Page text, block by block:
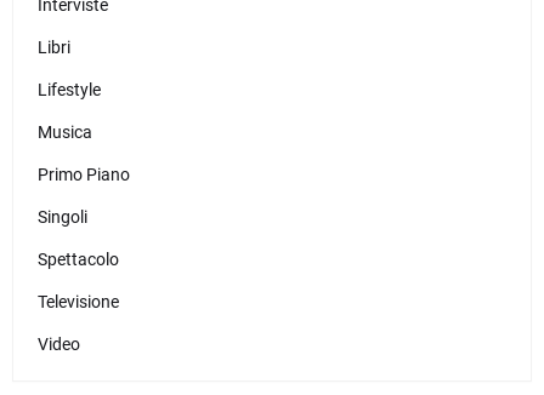
Interviste
Libri
Lifestyle
Musica
Primo Piano
Singoli
Spettacolo
Televisione
Video